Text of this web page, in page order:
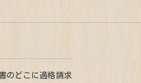
のどこに適格請求